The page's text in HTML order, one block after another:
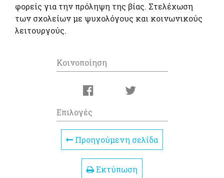
φορείς για την πρόληψη της βίας. Στελέχωση
των σχολείων με ψυχολόγους και κοινωνικούς
λειτουργούς.
Κοινοποίηση
Επιλογές
Προηγούμενη σελίδα
Εκτύπωση